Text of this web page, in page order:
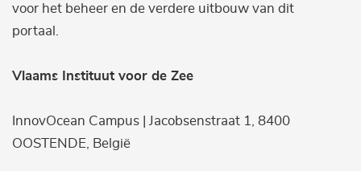
voor het beheer en de verdere uitbouw van dit
portaal.
Vlaams Instituut voor de Zee
InnovOcean Campus | Jacobsenstraat 1, 8400
OOSTENDE, België